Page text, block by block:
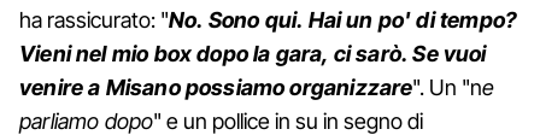
ha rassicurato: "No. Sono qui. Hai un po' di tempo?
Vieni nel mio box dopo la gara, ci sarò. Se vuoi
venire a Misano possiamo organizzare". Un "ne
parliamo dopo" e un pollice in su in segno di